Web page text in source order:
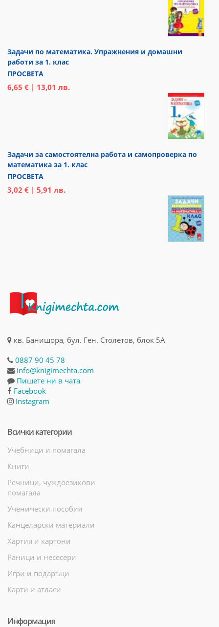
Задачи по математика. Упражнения и домашни
работи за 1. клас
ПРОСВЕТА
6,65 € | 13,01 лв.
Задачи за самостоятелна работа и самопроверка по
математика за 1. клас
ПРОСВЕТА
3,02 € | 5,91 лв.
кв. Банишора, бул. Ген. Столетов, блок 5А
0887 90 45 78
info@knigimechta.com
Пишете ни в чата
Facebook
Instagram
Всички категории
Учебници и помагала
Книги
Речници, чуждоезикови
помагала
Ученически пособия
Канцеларски материали
Хартия и картони
Раници и несесери
Игри и подаръци
Карти и атласи
Информация